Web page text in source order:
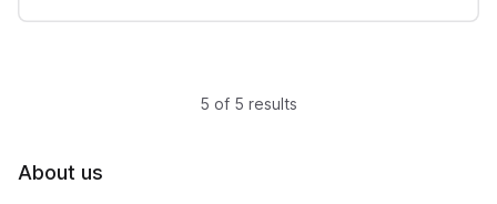
5 of 5 results
About us